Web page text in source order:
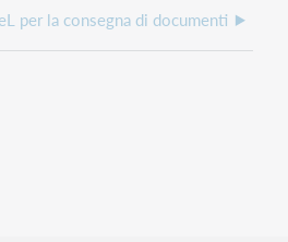
per la consegna di documenti